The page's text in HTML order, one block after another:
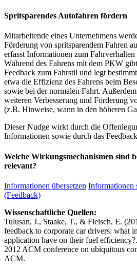
Spritsparendes Autofahren fördern
Mitarbeitende eines Unternehmens
Förderung von spritsparendem Fahren
erfasst Informationen zum
Während des Fahrens mit dem PKW
Feedback zum Fahrstil und legt
etwa die Effizienz des Fahrens beim
sowie bei der normalen Fahrt.
weiteren Verbesserung und Förderung
(z.B. Hinweise, wann in den höheren
Dieser Nudge wirkt durch die
Informationen sowie durch das
Welche Wirkungsmechanismen sind
relevant?
Informationen übersetzen Informationen
(Feedback)
Wissenschaftliche Quellen:
Tulusan, J., Staake, T., & Fleisch, E.
feedback to corporate car drivers: what
application have on their fuel
2012 ACM conference on ubiquitous
ACM.